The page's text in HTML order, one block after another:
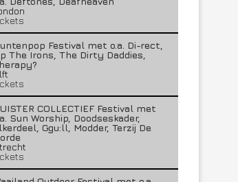
Festival met o.a. Di-rect,
The Irons, The Dirty Daddies,
COLLECTIEF Festival met
Sun Worship, Doodseskader,
Ggu:ll, Modder, Terzij De